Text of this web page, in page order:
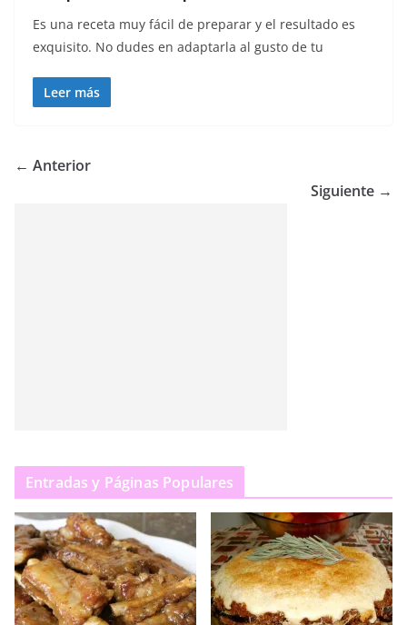
Es una receta muy fácil de preparar y el resultado es
exquisito. No dudes en adaptarla al gusto de tu
Leer más
← Anterior
Siguiente →
Entradas y Páginas Populares